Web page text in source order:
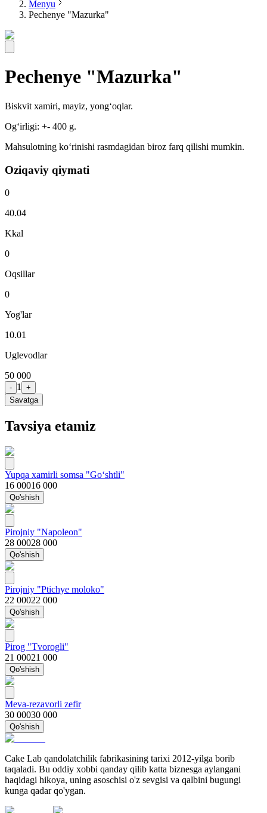
Menyu
Pechenye "Mazurka"
Pechenye "Mazurka"
Biskvit xamiri, mayiz, yong‘oqlar.
Og‘irligi: +- 400 g.
Mahsulotning ko‘rinishi rasmdagidan biroz farq qilishi mumkin.
Oziqaviy qiymati
0
40.04
Kkal
0
Oqsillar
0
Yog'lar
10.01
Uglevodlar
50 000
- 1
+
Savatga
Tavsiya etamiz
Yupqa xamirli somsa "Go‘shtli"
16 00016 000
Qo'shish
Pirojniy "Napoleon"
28 00028 000
Qo'shish
Pirojniy "Ptichye moloko"
22 00022 000
Qo'shish
Pirog "Tvorogli"
21 00021 000
Qo'shish
Meva-rezavorli zefir
30 00030 000
Qo'shish
Cake Lab qandolatchilik fabrikasining tarixi 2012-yilga borib
taqaladi. Bu oddiy xobbi qanday qilib katta biznesga aylangani
haqidagi hikoya, uning asoschisi o'z sevgisi va qalbini bugungi
kunga qadar qo'ygan.